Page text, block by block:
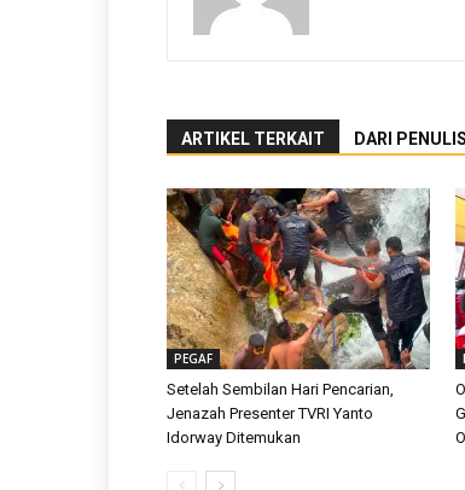
ARTIKEL TERKAIT DARI PENULIS
PEGAF
Setelah Sembilan Hari Pencarian,
Jenazah Presenter TVRI Yanto
Idorway Ditemukan